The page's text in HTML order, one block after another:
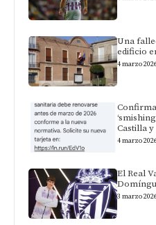
Una
edificio
4 marzo
Castilla
4 marzo
El Real
3 marzo